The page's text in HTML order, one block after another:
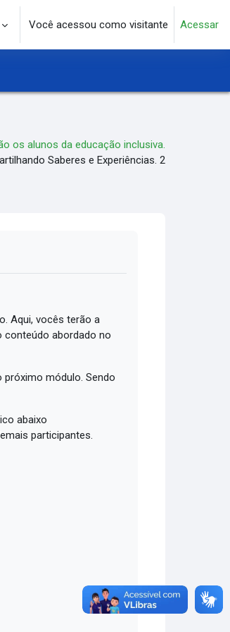
Você acessou como visitante Acessar
os alunos da educação inclusiva.
Saberes e Experiências. 2
Aqui, vocês terão a
conteúdo abordado no
próximo módulo. Sendo
abaixo
participantes.